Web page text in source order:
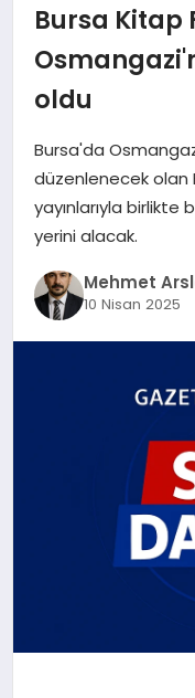
SPOR
MAGAZIN
SAĞLIK
EĞITIM
Bursa Kitap
oldu
Bursa'da
düzenlenecek olan
yayınlarıyla birlikte
yerini alacak.
Mehmet
10 Nisan 2025